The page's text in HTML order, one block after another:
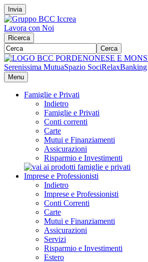
Invia
Lavora con Noi
Ricerca
Cerca
Serenissima MutuaSpazio SociRelaxBanking
Menu
Famiglie e Privati
Indietro
Famiglie e Privati
Conti correnti
Carte
Mutui e Finanziamenti
Assicurazioni
Risparmio e Investimenti
Imprese e Professionisti
Indietro
Imprese e Professionisti
Conti Correnti
Carte
Mutui e Finanziamenti
Assicurazioni
Servizi
Risparmio e Investimenti
Estero